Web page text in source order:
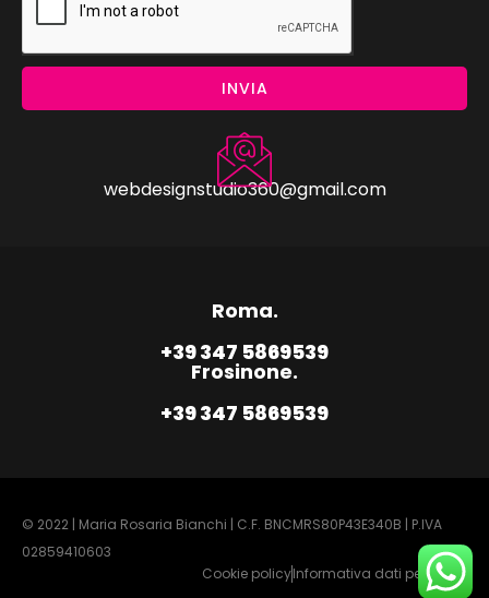
INVIA
webdesignstudio360@gmail.com
Roma.
+39 347 5869539
Frosinone.
+39 347 5869539
© 2022 | Maria Rosaria Bianchi | C.F. BNCMRS80P43E340B | P.IVA
02859410603
Cookie policyInformativa dati personali